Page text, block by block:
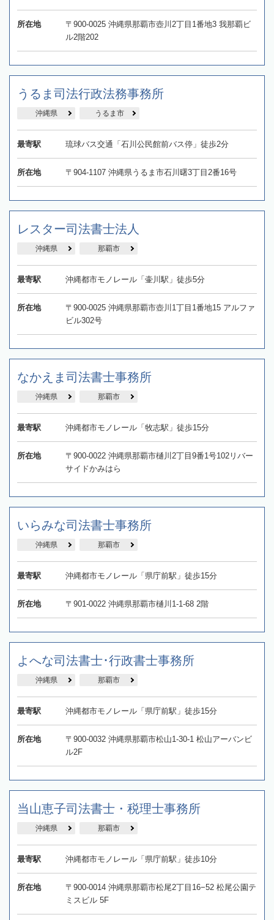
所在地
〒900-0025 沖縄県那覇市壺川2丁目1番地3 我那覇ビ
ル2階202
うるま司法行政法務事務所
沖縄県 うるま市
最寄駅 琉球バス交通「石川公民館前バス停」徒歩2分
所在地 〒904-1107 沖縄県うるま市石川曙3丁目2番16号
レスター司法書士法人
沖縄県 那覇市
最寄駅 沖縄都市モノレール「壷川駅」徒歩5分
所在地
〒900-0025 沖縄県那覇市壺川1丁目1番地15 アルファ
ビル302号
なかえま司法書士事務所
沖縄県 那覇市
最寄駅 沖縄都市モノレール「牧志駅」徒歩15分
所在地
〒900-0022 沖縄県那覇市樋川2丁目9番1号102リバー
サイドかみはら
いらみな司法書士事務所
沖縄県 那覇市
最寄駅 沖縄都市モノレール「県庁前駅」徒歩15分
所在地 〒901-0022 沖縄県那覇市樋川1-1-68 2階
よへな司法書士･行政書士事務所
沖縄県 那覇市
最寄駅 沖縄都市モノレール「県庁前駅」徒歩15分
所在地
〒900-0032 沖縄県那覇市松山1-30-1 松山アーバンビ
ル2F
当山恵子司法書士・税理士事務所
沖縄県 那覇市
最寄駅 沖縄都市モノレール「県庁前駅」徒歩10分
所在地
〒900-0014 沖縄県那覇市松尾2丁目16−52 松尾公園テ
ミスビル 5F